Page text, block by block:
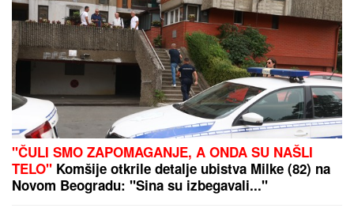
"ČULI SMO ZAPOMAGANJE, A ONDA SU NAŠLI
TELO" Komšije otkrile detalje ubistva Milke (82) na
Novom Beogradu: "Sina su izbegavali..."